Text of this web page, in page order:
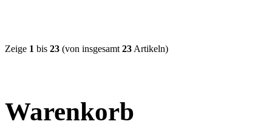
Zeige 1 bis 23 (von insgesamt 23 Artikeln)
Warenkorb